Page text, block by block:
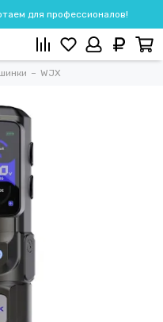
для профессионалов!
WJX